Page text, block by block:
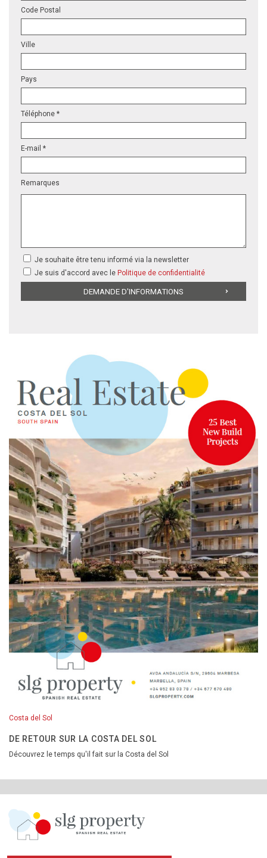
Code Postal
Ville
Pays
Téléphone *
E-mail *
Remarques
Je souhaite être tenu informé via la newsletter
Je suis d'accord avec le Politique de confidentialité
Costa del Sol
DE RETOUR SUR LA COSTA DEL SOL
Découvrez le temps qu'il fait sur la Costa del Sol